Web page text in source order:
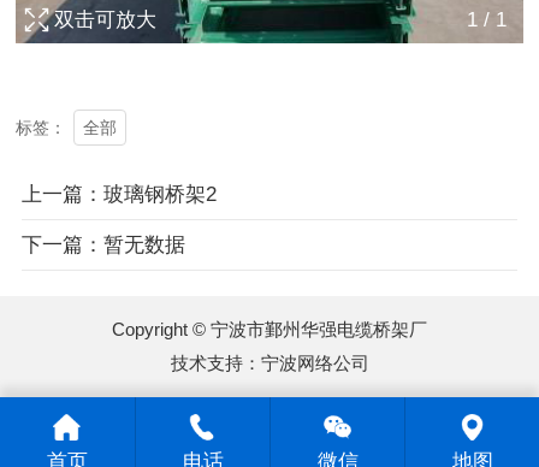
1/ 1
双击可放大
标签： 全部
上一篇：玻璃钢桥架2
下一篇：暂无数据
Copyright © 宁波市鄞州华强电缆桥架厂
技术支持： 宁波网络公司
首页 电话 微信 地图